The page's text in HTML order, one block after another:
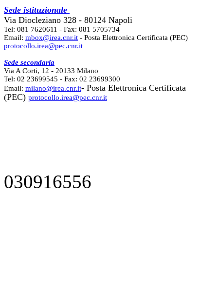
Sede istituzionale
Via Diocleziano 328 - 80124 Napoli
Tel: 081 7620611 - Fax: 081 5705734
Email: mbox@irea.cnr.it - Posta Elettronica Certificata (PEC)
protocollo.irea@pec.cnr.it
Sede secondaria
Via A Corti, 12 - 20133 Milano
Tel: 02 23699545 - Fax: 02 23699300
Email: milano@irea.cnr.it- Posta Elettronica Certificata
(PEC) protocollo.irea@pec.cnr.it
030916556